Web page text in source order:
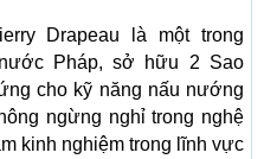
Drapeau là một trong
Pháp, sở hữu 2 Sao
cho kỹ năng nấu nướng
ngừng nghỉ trong nghệ
kinh nghiệm trong lĩnh vực